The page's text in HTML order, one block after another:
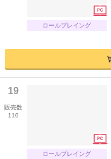
ロールプレイング
19
販売数
110
ロールプレイング